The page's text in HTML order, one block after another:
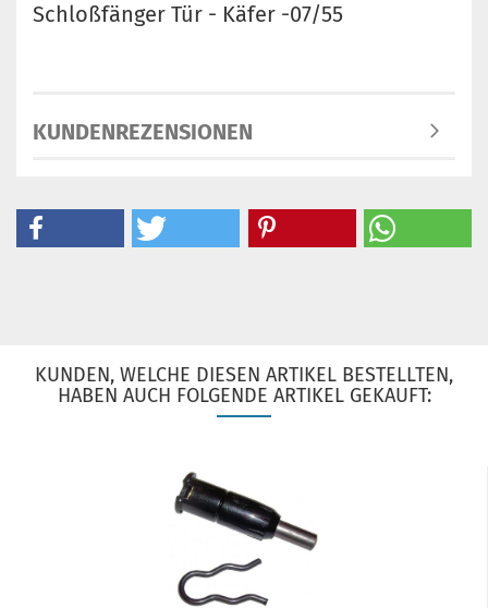
Schloßfänger Tür - Käfer -07/55
KUNDENREZENSIONEN
KUNDEN, WELCHE DIESEN ARTIKEL BESTELLTEN,
HABEN AUCH FOLGENDE ARTIKEL GEKAUFT: